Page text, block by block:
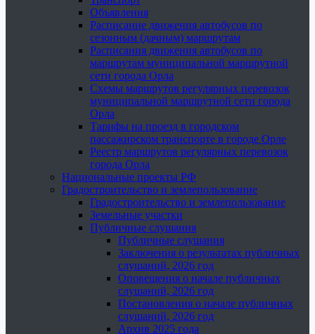
Объявления
Расписание движения автобусов по
сезонным (дачным) маршрутам
Расписания движения автобусов по
маршрутам муниципальной маршрутной
сети города Орла
Схемы маршрутов регулярных перевозок
муниципальной маршрутной сети города
Орла
Тарифы на проезд в городском
пассажирском транспорте в городе Орле
Реестр маршрутов регулярных перевозок
города Орла
Национальные проекты РФ
Градостроительство и землепользование
Градостроительство и землепользование
Земельные участки
Публичные слушания
Публичные слушания
Заключения о результатах публичных
слушаний, 2026 год
Оповещения о начале публичных
слушаний, 2026 год
Постановления о начале публичных
слушаний, 2026 год
Архив 2025 года